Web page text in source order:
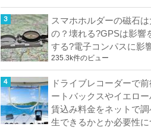
スマホホルダーの磁石
の？壊れる?GPSは影響
する?電子コンパスに影
235.3k件のビュー
ドライブレコーダーで
ートバックスやイエロー
賃込み料金をネットで
生できるかとか必要性に